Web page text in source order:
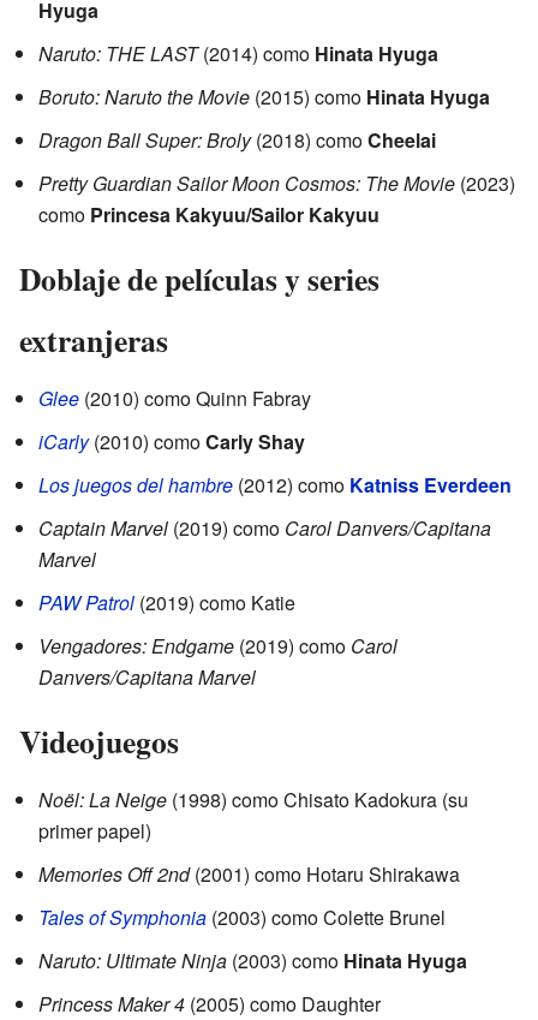
Hyuga
Naruto: THE LAST(2014) como Hinata Hyuga
Boruto: Naruto the Movie (2015) como Hinata Hyuga
Dragon Ball Super: Broly(2018) comoCheelai
Pretty Guardian Sailor Moon Cosmos: The Movie (2023)
como Princesa Kakyuu/Sailor Kakyuu
Doblaje de películas y series
extranjeras
Glee (2010) como Quinn Fabray
iCarly(2010) comoCarly Shay
Los juegos del hambre (2012) como Katniss Everdeen
Captain Marvel (2019) como Carol Danvers/Capitana
Marvel
PAW Patrol (2019) como Katie
Vengadores: Endgame (2019) como Carol
Danvers/Capitana Marvel
Videojuegos
Noël: La Neige (1998) como Chisato Kadokura (su
primer papel)
Memories Off 2nd(2001) como Hotaru Shirakawa
Tales of Symphonia (2003) como Colette Brunel
Naruto: Ultimate Ninja (2003) como Hinata Hyuga
Princess Maker 4 (2005) como Daughter